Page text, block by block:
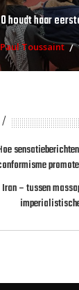
houdt haar
Toussaint
Iran – tussen